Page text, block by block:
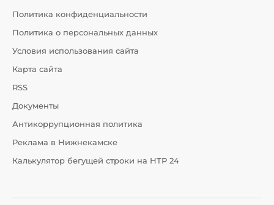
Политика конфиденциальности
Политика о персональных данных
Условия использования сайта
Карта сайта
RSS
Документы
Антикоррупционная политика
Реклама в Нижнекамске
Калькулятор бегущей строки на НТР 24